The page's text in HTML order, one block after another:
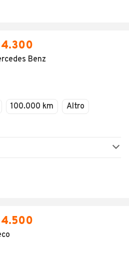
Benz
100.000 km
Altro